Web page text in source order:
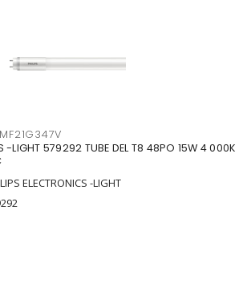
-LIGHT 579292 TUBE DEL T8 48PO 15W 4 000K
ELECTRONICS -LIGHT